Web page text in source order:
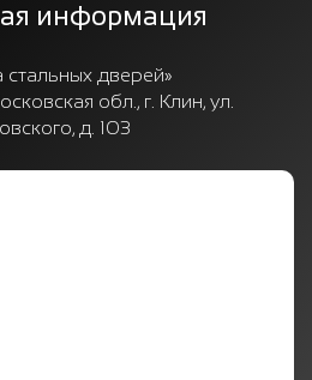
информация
стальных дверей»
обл., г. Клин, ул.
д. 103